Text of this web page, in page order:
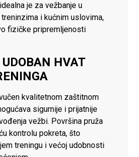
je za vežbanje u
i kućnim uslovima,
fizičke pripremljenosti
HVAT
kvalitetnom zaštitnom
sigurnije i prijatnije
vežbi. Površina pruža
kontrolu pokreta, što
treningu i većoj udobnosti